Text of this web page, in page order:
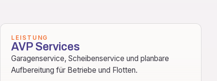
LEISTUNG
AVP Services
Garagenservice, Scheibenservice und planbare
Aufbereitung für Betriebe und Flotten.